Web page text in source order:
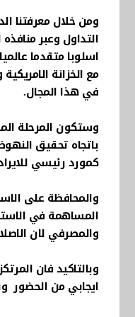
ومن خلال معرفتنا
التداول وعبر
اسلوبا متقدما
مع الخزانة
في هذا المجال.
وستكون المرحلة
باتجاه تحقيق
كمورد رئيسي
والمحافظة على
والمصرفي لان
وبالتاكيد فان
ايجابي من الحضور